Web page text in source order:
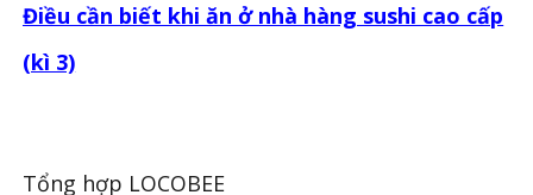
Điều cần biết khi ăn ở nhà hàng sushi cao cấp
(kì 3)
Tổng hợp LOCOBEE